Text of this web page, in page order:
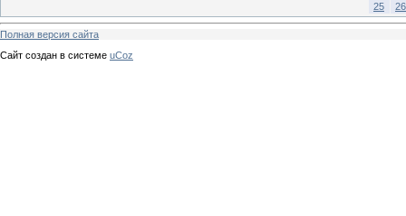
25
26
Полная версия сайта
Сайт создан в системе uCoz